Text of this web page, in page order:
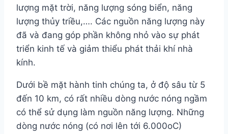
lượng mặt trời, năng lượng sóng biển, năng
lượng thủy triều,…. Các nguồn năng lượng này
đã và đang góp phần không nhỏ vào sự phát
triển kinh tế và giảm thiểu phát thải khí nhà
kính.
Dưới bề mặt hành tinh chúng ta, ở độ sâu từ 5
đến 10 km, có rất nhiều dòng nước nóng ngầm
có thể sử dụng làm nguồn năng lượng. Những
dòng nước nóng (có nơi lên tới 6.000oC)